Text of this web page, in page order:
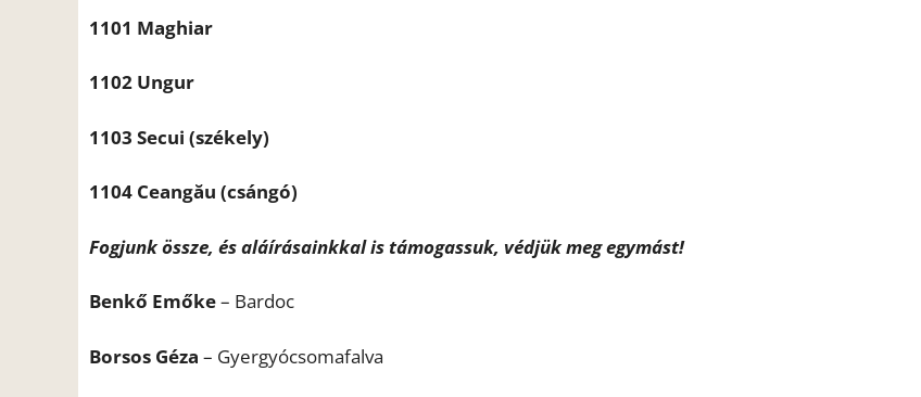
1101 Maghiar
1102 Ungur
1103 Secui (székely)
1104 Ceangău (csángó)
Fogjunk össze, és aláírásainkkal is támogassuk, védjük meg egymást!
Benkő Emőke– Bardoc
Borsos Géza – Gyergyócsomafalva